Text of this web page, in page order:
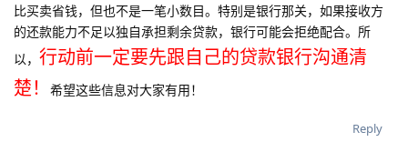
比买卖省钱，但也不是一笔小数目。特别是银行那关，如果接收方
的还款能力不足以独自承担剩余贷款，银行可能会拒绝配合。所
以， 行动前一定要先跟自己的贷款银行沟通清
楚！
希望这些信息对大家有用！
Reply